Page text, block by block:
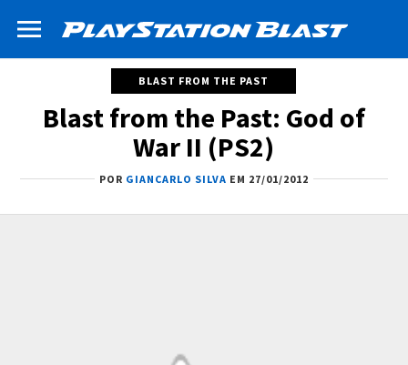
BLAST FROM THE PAST
Blast from the Past: God of
War II (PS2)
POR GIANCARLO SILVA EM 27/01/2012